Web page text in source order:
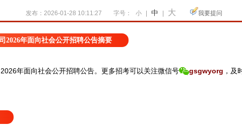
发布：2026-01-28 10:11:27 字号： 小 中 大 我要提问
2026年面向社会公开招聘公告摘要
年面向社会公开招聘公告。 更多招考可以关注微信号 gsgwyorg ， 及